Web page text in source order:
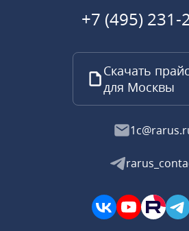
+7 (495) 231-
Скачать
для Москвы